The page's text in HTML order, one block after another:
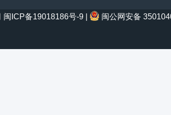
闽ICP备19018186号-9 闽公网安备